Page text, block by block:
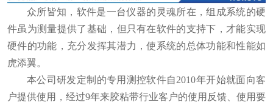
众所皆知，软件是一台仪器的灵魂所在，组成系统的硬
件虽为测量提供了基础，但只有在软件的支持下，才能实现
硬件的功能，充分发挥其潜力，使系统的总体功能和性能如
虎添翼。
本公司研发定制的专用测控软件自2010年开始就面向客
户提供使用，经过9年来胶粘带行业客户的使用反馈、使用要